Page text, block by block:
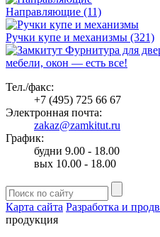
Направляющие (11)
Ручки купе и механизмы (321)
Фурнитура для
мебели, окон — есть все!
Тел./факс:
+7 (495) 725 66 67
Электронная почта:
zakaz@zamkitut.ru
График:
будни 9.00 - 18.00
вых 10.00 - 18.00
Карта сайта Разработка и
продукция